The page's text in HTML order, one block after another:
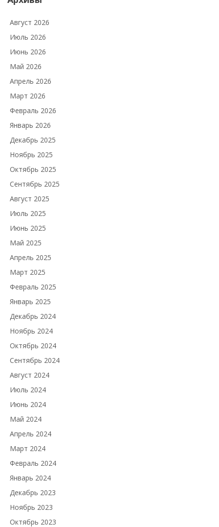
Август 2026
Июль 2026
Июнь 2026
Май 2026
Апрель 2026
Март 2026
Февраль 2026
Январь 2026
Декабрь 2025
Ноябрь 2025
Октябрь 2025
Сентябрь 2025
Август 2025
Июль 2025
Июнь 2025
Май 2025
Апрель 2025
Март 2025
Февраль 2025
Январь 2025
Декабрь 2024
Ноябрь 2024
Октябрь 2024
Сентябрь 2024
Август 2024
Июль 2024
Июнь 2024
Май 2024
Апрель 2024
Март 2024
Февраль 2024
Январь 2024
Декабрь 2023
Ноябрь 2023
Октябрь 2023